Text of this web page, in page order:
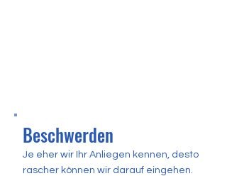
Beschwerden
Je eher wir Ihr Anliegen kennen, desto
rascher können wir darauf eingehen.